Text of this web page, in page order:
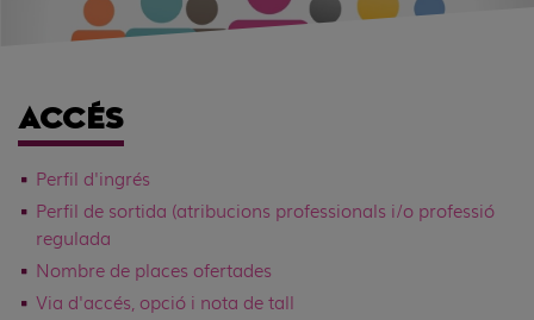
ACCÉS
Perfil d'ingrés
Perfil de sortida (atribucions professionals i/o professió
regulada
Nombre de places ofertades
Via d'accés, opció i nota de tall